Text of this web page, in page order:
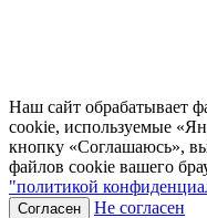
Наш сайт обрабатывает
cookie, используемые
кнопку «Соглашаюсь», вы
файлов cookie вашего
"политикой
Согласен Не согласен